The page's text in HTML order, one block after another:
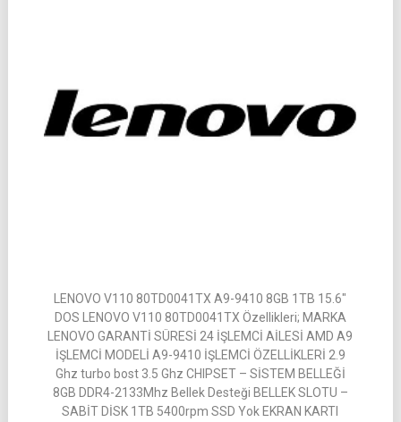
LENOVO V110 80TD0041TX A9-9410 8GB 1TB 15.6″
DOS LENOVO V110 80TD0041TX Özellikleri; MARKA
LENOVO GARANTİ SÜRESİ 24 İŞLEMCİ AİLESİ AMD A9
İŞLEMCİ MODELİ A9-9410 İŞLEMCİ ÖZELLİKLERİ 2.9
Ghz turbo bost 3.5 Ghz CHIPSET – SİSTEM BELLEĞİ
8GB DDR4-2133Mhz Bellek Desteği BELLEK SLOTU –
SABİT DİSK 1TB 5400rpm SSD Yok EKRAN KARTI